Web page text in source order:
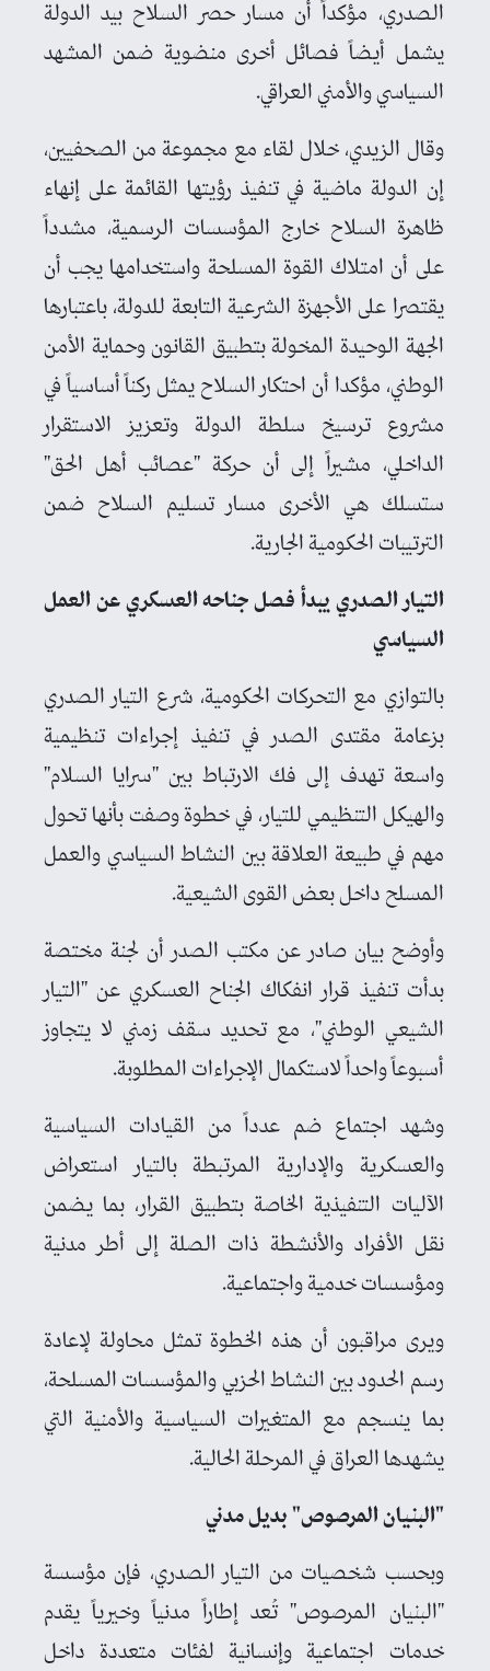
الصدري، مؤكداً أن مسار حصر السلاح بيد الدولة
يشمل أيضاً فصائل أخرى منضوية ضمن المشهد
السياسي والأمني العراقي.
وقال الزيدي، خلال لقاء مع مجموعة من الصحفيين،
إن الدولة ماضية في تنفيذ رؤيتها القائمة على إنهاء
ظاهرة السلاح خارج المؤسسات الرسمية، مشدداً
على أن امتلاك القوة المسلحة واستخدامها يجب أن
يقتصرا على الأجهزة الشرعية التابعة للدولة، باعتبارها
الجهة الوحيدة المخولة بتطبيق القانون وحماية الأمن
الوطني، مؤكدا أن احتكار السلاح يمثل ركناً أساسياً في
مشروع ترسيخ سلطة الدولة وتعزيز الاستقرار
الداخلي، مشيراً إلى أن حركة "عصائب أهل الحق"
ستسلك هي الأخرى مسار تسليم السلاح ضمن
الترتيبات الحكومية الجارية.
التيار الصدري يبدأ فصل جناحه العسكري عن العمل
السياسي
بالتوازي مع التحركات الحكومية، شرع التيار الصدري
بزعامة مقتدى الصدر في تنفيذ إجراءات تنظيمية
واسعة تهدف إلى فك الارتباط بين "سرايا السلام"
والهيكل التنظيمي للتيار، في خطوة وصفت بأنها تحول
مهم في طبيعة العلاقة بين النشاط السياسي والعمل
المسلح داخل بعض القوى الشيعية.
وأوضح بيان صادر عن مكتب الصدر أن لجنة مختصة
بدأت تنفيذ قرار انفكاك الجناح العسكري عن "التيار
الشيعي الوطني"، مع تحديد سقف زمني لا يتجاوز
أسبوعاً واحداً لاستكمال الإجراءات المطلوبة.
وشهد اجتماع ضم عدداً من القيادات السياسية
والعسكرية والإدارية المرتبطة بالتيار استعراض
الآليات التنفيذية الخاصة بتطبيق القرار، بما يضمن
نقل الأفراد والأنشطة ذات الصلة إلى أطر مدنية
ومؤسسات خدمية واجتماعية.
ويرى مراقبون أن هذه الخطوة تمثل محاولة لإعادة
رسم الحدود بين النشاط الحزبي والمؤسسات المسلحة،
بما ينسجم مع المتغيرات السياسية والأمنية التي
يشهدها العراق في المرحلة الحالية.
"البنيان المرصوص" بديل مدني
وبحسب شخصيات من التيار الصدري، فإن مؤسسة
"البنيان المرصوص" تُعد إطاراً مدنياً وخيرياً يقدم
خدمات اجتماعية وإنسانية لفئات متعددة داخل